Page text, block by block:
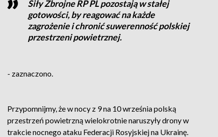
Siły Zbrojne RP PL pozostają w stałej
gotowości, by reagować na każde
zagrożenie i chronić suwerenność polskiej
przestrzeni powietrznej.
- zaznaczono.
Przypomnijmy, że w nocy z 9 na 10 września polską
przestrzeń powietrzną wielokrotnie naruszyły drony w
trakcie nocnego ataku Federacji Rosyjskiej na Ukrainę.